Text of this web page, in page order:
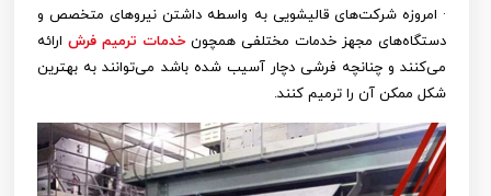
· امروزه شرکت‌های قالیشویی به واسطه داشتن نیروهای متخصص و
دستگاه‌های مجهز خدمات مختلفی همچون خدمات ترمیم فرش ارائه
می‌کنند و چنانچه فرشی دچار آسیب شده باشد می‌توانند به بهترین
شکل ممکن آن را ترمیم کنند.